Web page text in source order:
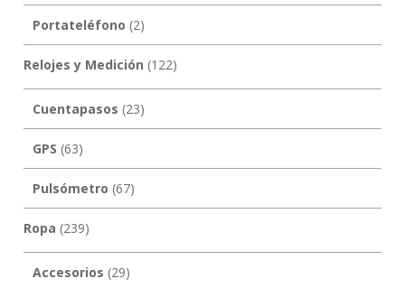
Portateléfono (2)
Relojes y Medición (122)
Cuentapasos (23)
GPS (63)
Pulsómetro (67)
Ropa (239)
Accesorios (29)